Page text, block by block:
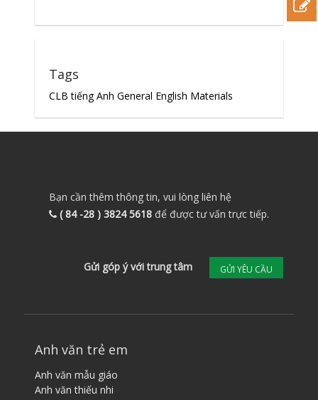
Tags
CLB tiếng Anh General English Materials
Bạn cần thêm thông tin, vui lòng liên hệ
( 84 -28 ) 3824 5618để được tư vấn trực tiếp.
Gửi góp ý với trung tâm GỬI YÊU CẦU
Anh văn trẻ em
Anh văn mẫu giáo
Anh văn thiếu nhi